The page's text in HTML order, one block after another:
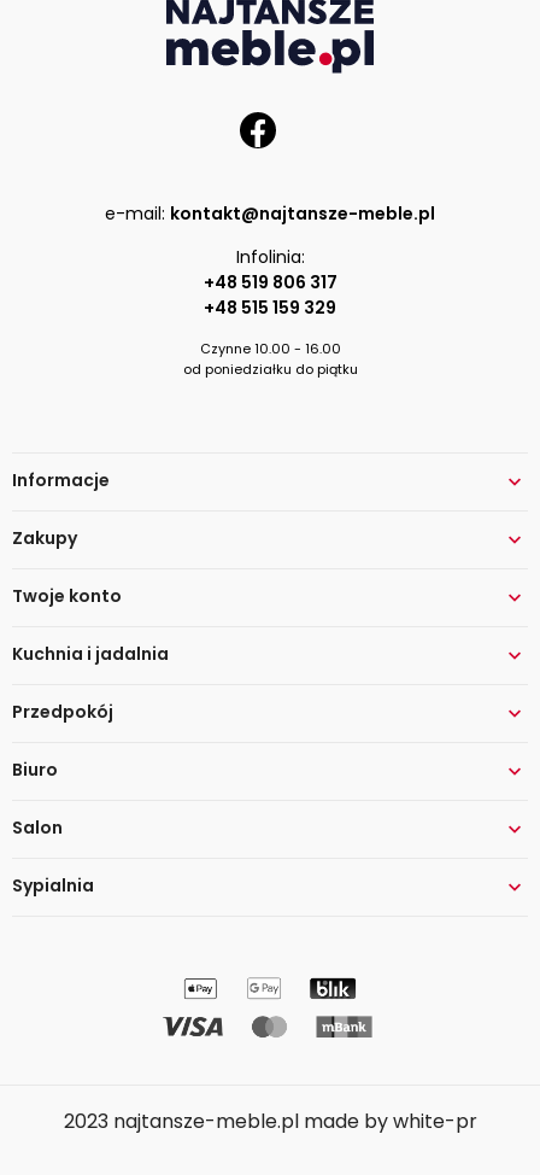
e-mail: kontakt@najtansze-meble.pl
Infolinia:
+48 519 806 317
+48 515 159 329
Czynne 10.00 - 16.00
od poniedziałku do piątku
Informacje 
Zakupy 
Twoje konto 
Kuchnia i jadalnia 
Przedpokój 
Biuro 
Salon 
Sypialnia 
2023 najtansze-meble.pl made by white-pr